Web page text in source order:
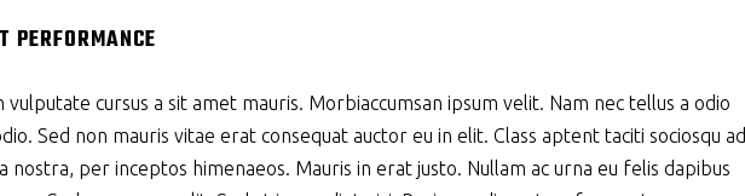
PERFORMANCE
vulputate cursus a sit amet mauris. Morbiaccumsan ipsum velit. Nam nec tellus a odio
Sed non mauris vitae erat consequat auctor eu in elit. Class aptent taciti sociosqu ad
per inceptos himenaeos. Mauris in erat justo. Nullam ac urna eu felis dapibus